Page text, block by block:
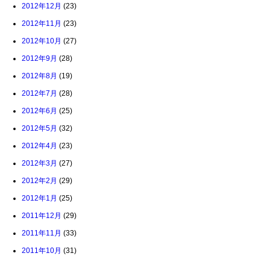
2012年12月 (23)
2012年11月 (23)
2012年10月 (27)
2012年9月 (28)
2012年8月 (19)
2012年7月 (28)
2012年6月 (25)
2012年5月 (32)
2012年4月 (23)
2012年3月 (27)
2012年2月 (29)
2012年1月 (25)
2011年12月 (29)
2011年11月 (33)
2011年10月 (31)